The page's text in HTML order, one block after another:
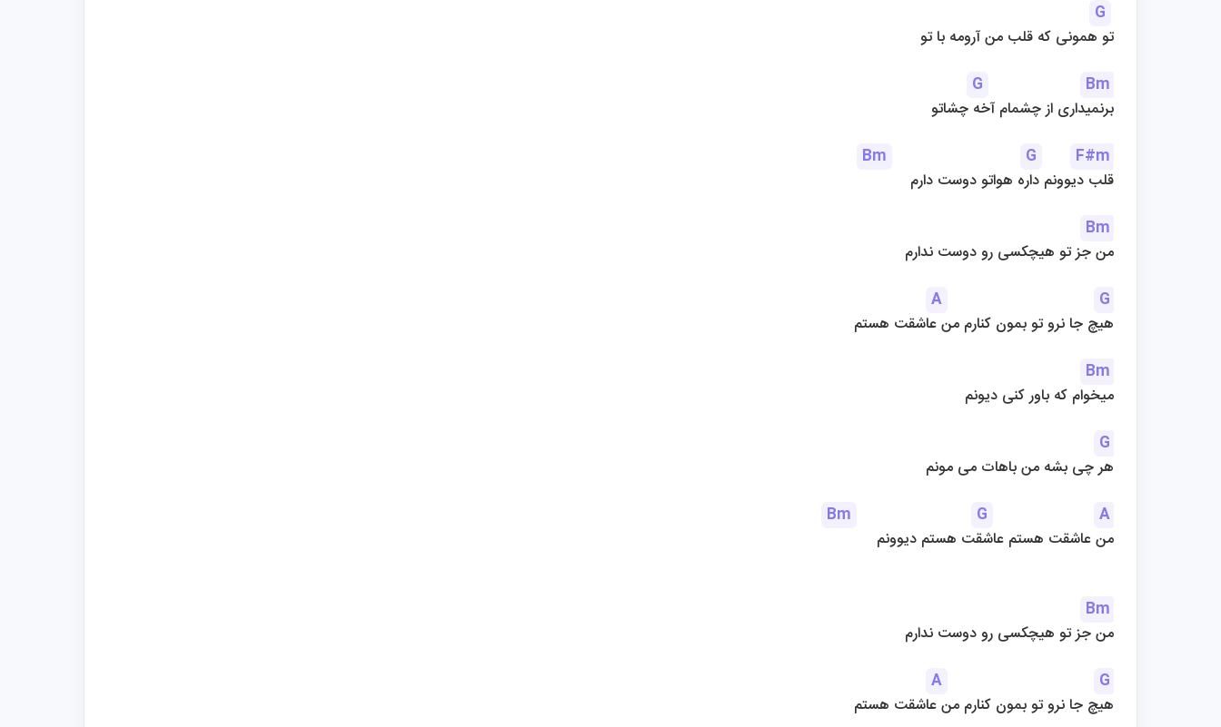
G
تو همونی که قلب من آرومه با تو
G
Bm
برنمیداری از چشمام آخه چشاتو
Bm
G
F#m
قلب دیوونم داره هواتو دوست دارم
Bm
من جز تو هیچکسی رو دوست ندارم
A
G
هیچ جا نرو تو بمون کنارم من عاشقت هستم
Bm
میخوام که باور کنی دیونم
G
هر چی بشه من باهات می مونم
Bm
G
A
من عاشقت هستم عاشقت هستم دیوونم
Bm
من جز تو هیچکسی رو دوست ندارم
A
G
هیچ جا نرو تو بمون کنارم من عاشقت هستم